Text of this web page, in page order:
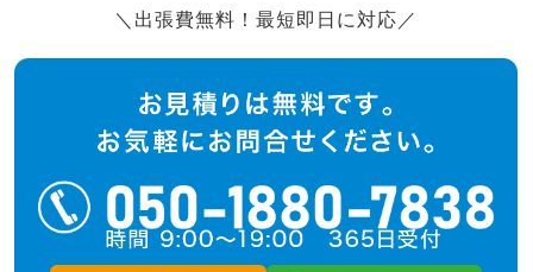
＼出張費無料！最短即日に対応／